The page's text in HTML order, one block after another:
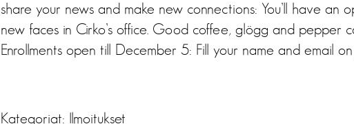
share your news and make new connections: You’ll have an
new faces in Cirko’s office. Good coffee, glögg and pepper
Enrollments open till December 5: Fill your name and email on
Kategoriat: Ilmoitukset